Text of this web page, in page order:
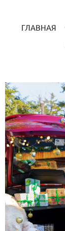
ГЛАВНАЯ